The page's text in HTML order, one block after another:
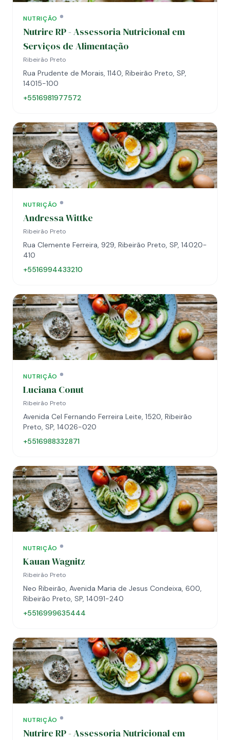
NUTRIÇÃO
Nutrire RP - Assessoria Nutricional em
Serviços de Alimentação
Ribeirão Preto
Rua Prudente de Morais, 1140, Ribeirão Preto, SP,
14015-100
+5516981977572
NUTRIÇÃO
Andressa Wittke
Ribeirão Preto
Rua Clemente Ferreira, 929, Ribeirão Preto, SP, 14020-
410
+5516994433210
NUTRIÇÃO
Luciana Conut
Ribeirão Preto
Avenida Cel Fernando Ferreira Leite, 1520, Ribeirão
Preto, SP, 14026-020
+5516988332871
NUTRIÇÃO
Kauan Wagnitz
Ribeirão Preto
Neo Ribeirão, Avenida Maria de Jesus Condeixa, 600,
Ribeirão Preto, SP, 14091-240
+5516999635444
NUTRIÇÃO
Nutrire RP - Assessoria Nutricional em